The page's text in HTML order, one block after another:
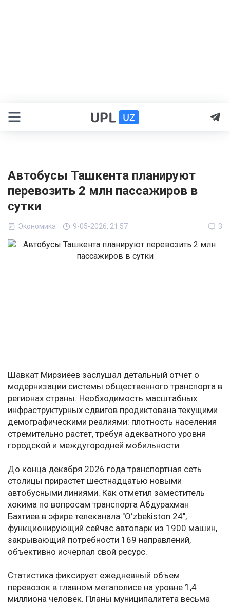
Автобусы Ташкента планируют
перевозить 2 млн пассажиров в
сутки
Экономика 9-05-2026, 21:57 3
Шавкат Мирзиёев заслушал детальный отчет о
модернизации системы общественного транспорта в
регионах страны. Необходимость масштабных
инфраструктурных сдвигов продиктована текущими
демографическими реалиями: плотность населения
стремительно растет, требуя адекватного уровня
городской и междугородней мобильности.
До конца декабря 2026 года транспортная сеть
столицы прирастет шестнадцатью новыми
автобусными линиями. Как отметил заместитель
хокима по вопросам транспорта Абдурахман
Бахтиев в эфире телеканала "Oʻzbekiston 24",
функционирующий сейчас автопарк из 1900 машин,
закрывающий потребности 169 направлений,
объективно исчерпал свой ресурс.
Статистика фиксирует ежедневный объем
перевозок в главном мегаполисе на уровне 1,4
миллиона человек. Планы муниципалитета весьма